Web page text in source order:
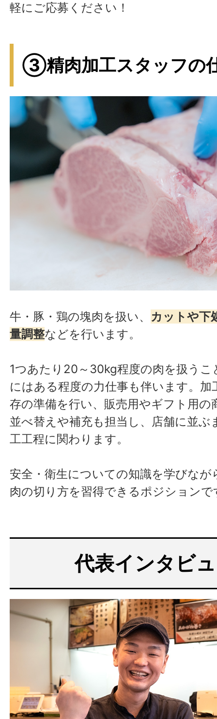
軽にご応募ください！
③精肉加工スタッフの
牛・豚・鶏の塊肉を扱い、 カットや下
量調整などを行います。
1つあたり20～30kg程度の肉を扱うこ
にはある程度の力仕事も伴います。加
存の準備を行い、販売用やギフト用の
並べ替えや補充も担当し、店舗に並ぶ
工工程に関わります。
安全・衛生についての知識を学びな
肉の切り方を習得できるポジションで
代表インタビ